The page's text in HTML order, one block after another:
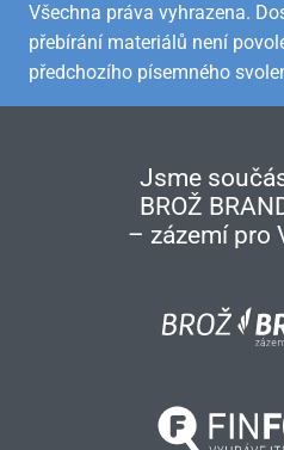
Všechna práva vyhrazena.
přebírání materiálů není
předchozího písemného
Jsme
BROŽ
– zázemí pro